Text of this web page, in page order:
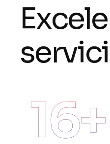
Excele
servici
16+